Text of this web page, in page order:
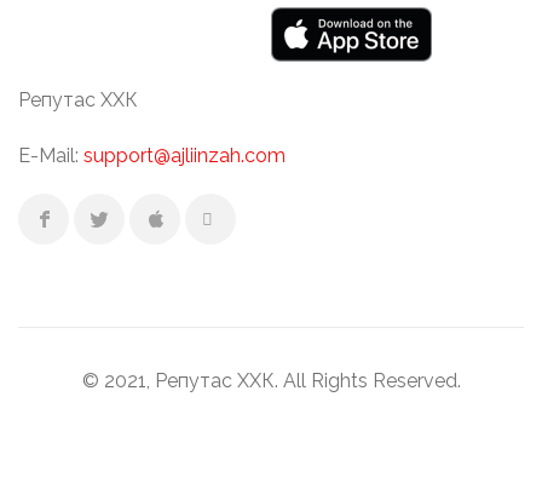
Репутас ХХК
E-Mail: support@ajliinzah.com
© 2021, Репутас ХХК. All Rights Reserved.